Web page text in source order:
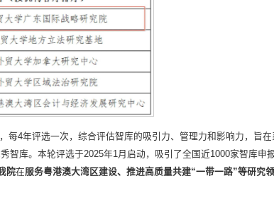
每4年评选一次，综合评估智库的吸引力、管理力和影响力，旨
库。本轮评选于2025年1月启动，吸引了全国近1000家智库申
院在服务粤港澳大湾区建设、推进高质量共建“一带一路”等研究